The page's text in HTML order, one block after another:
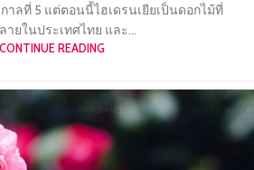
าลที่ 5 แต่ตอนนี้ไฮเดรนเยียเป็นดอกไม้ที่
ายในประเทศไทย และ...
CONTINUE READING